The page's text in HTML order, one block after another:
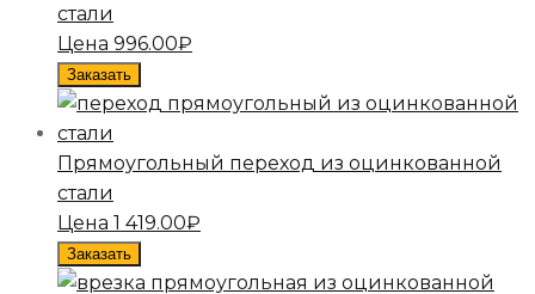
стали
Цена 996.00₽
Заказать
Прямоугольный переход из оцинкованной
стали
Цена 1 419.00₽
Заказать